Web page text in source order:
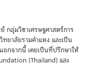
กลุ่มวิชาเศรษฐศาสตร์การ
ยาลัยรามคำแหง และเป็น
กจากนี้ เคยเป็นที่ปรึกษาให้
(Thailand) และ